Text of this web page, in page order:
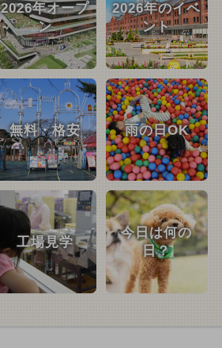
2026年オープ
ン
2026年のイベ
ント
無料・格安 雨の日OK
工場見学
今日は何の
日？